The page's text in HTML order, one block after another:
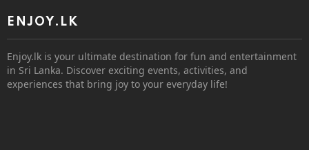
ENJOY.LK
Enjoy.lk is your ultimate destination for fun and entertainment
in Sri Lanka. Discover exciting events, activities, and
experiences that bring joy to your everyday life!